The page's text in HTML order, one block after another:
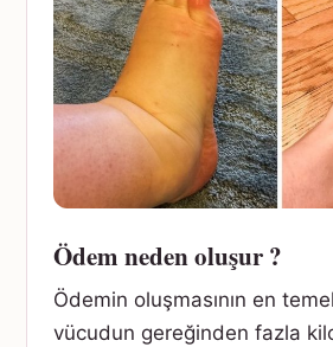
Ödem neden oluşur ?
Ödemin oluşmasının en
vücudun gereğinden fazla